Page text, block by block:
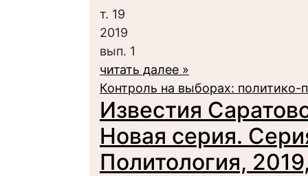
т. 19
2019
вып. 1
читать далее »
Контроль на выборах: политико-
Известия
Новая серия.
Политология,